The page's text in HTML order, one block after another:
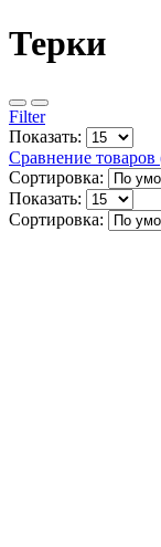
Терки
Filter
Показать:
Сравнение товаров
Сортировка:
Показать:
Сортировка: